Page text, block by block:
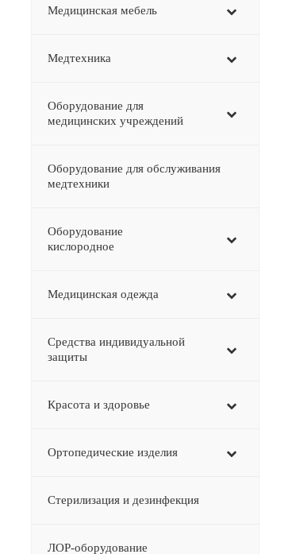
Медицинская мебель
Медтехника
Оборудование для
медицинских учреждений
Оборудование для обслуживания
медтехники
Оборудование
кислородное
–
Медицинская одежда
Средства индивидуальной
защиты
Красота и здоровье
Ортопедические изделия
Стерилизация и дезинфекция
ЛОР-оборудование